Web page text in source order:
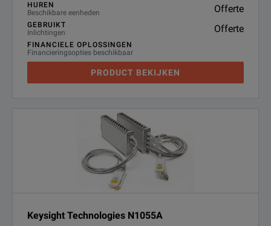
HUREN
Beschikbare eenheden
Offerte
GEBRUIKT
Inlichtingen
Offerte
FINANCIELE OPLOSSINGEN
Financieringsopties beschikbaar
PRODUCT BEKIJKEN
Keysight Technologies N1055A